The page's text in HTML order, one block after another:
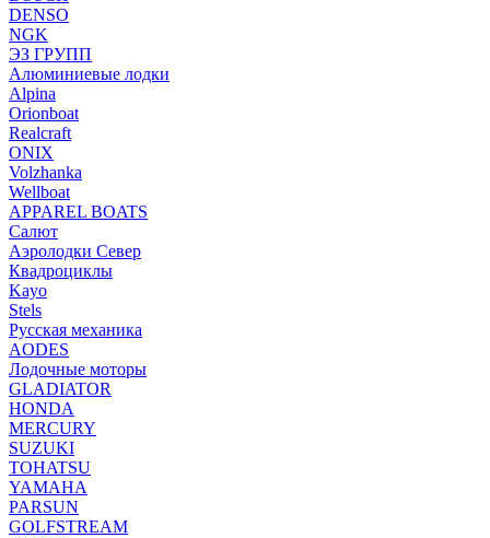
DENSO
NGK
ЭЗ ГРУПП
Алюминиевые лодки
Alpina
Orionboat
Realcraft
ONIX
Volzhanka
Wellboat
АPPAREL BOATS
Салют
Аэролодки Север
Квадроциклы
Kayo
Stels
Русская механика
AODES
Лодочные моторы
GLADIATOR
HONDA
MERCURY
SUZUKI
TOHATSU
YAMAHA
PARSUN
GOLFSTREAM